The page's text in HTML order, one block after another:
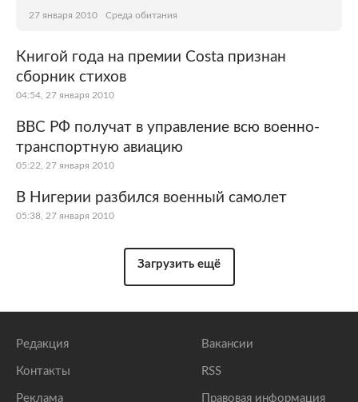
27 января 2010 Среда обитания
Книгой года на премии Costa признан
сборник стихов
04:54, 27 января 2010
ВВС РФ получат в управление всю военно-
транспортную авиацию
05:22, 27 января 2010
В Нигерии разбился военный самолет
05:38, 27 января 2010
Загрузить ещё
Редакция
Контакты
Реклама
Вакансии
RSS
Правовая информация